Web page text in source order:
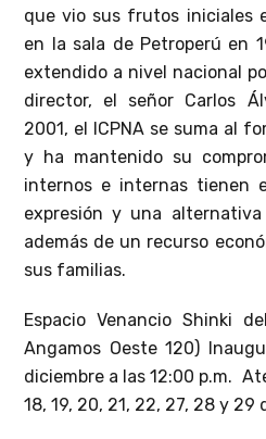
que vio sus frutos iniciales
en la sala de Petroperú en
extendido a nivel nacional
director, el señor Carlos
2001, el ICPNA se suma al
y ha mantenido su
internos e internas tienen
expresión y una alternativa
además de un recurso
sus familias.
Espacio Venancio Shinki
Angamos Oeste 120)
diciembre a las 12:00 p.m.
18, 19, 20, 21, 22, 27, 28 y 29